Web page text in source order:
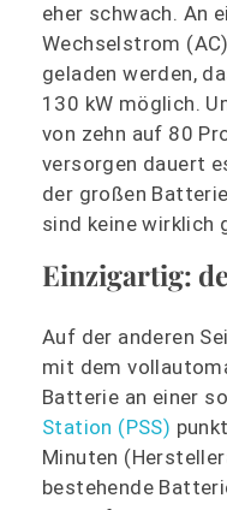
eher schwach. An
Wechselstrom
geladen werden,
130 kW möglich.
von zehn auf 80
versorgen dauert
der großen
sind keine wirklich
Einzigartig:
Auf der anderen
mit dem
Batterie an einer
Station (PSS)
Minuten
bestehende